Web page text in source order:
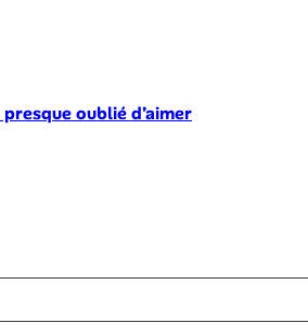
oublié d’aimer